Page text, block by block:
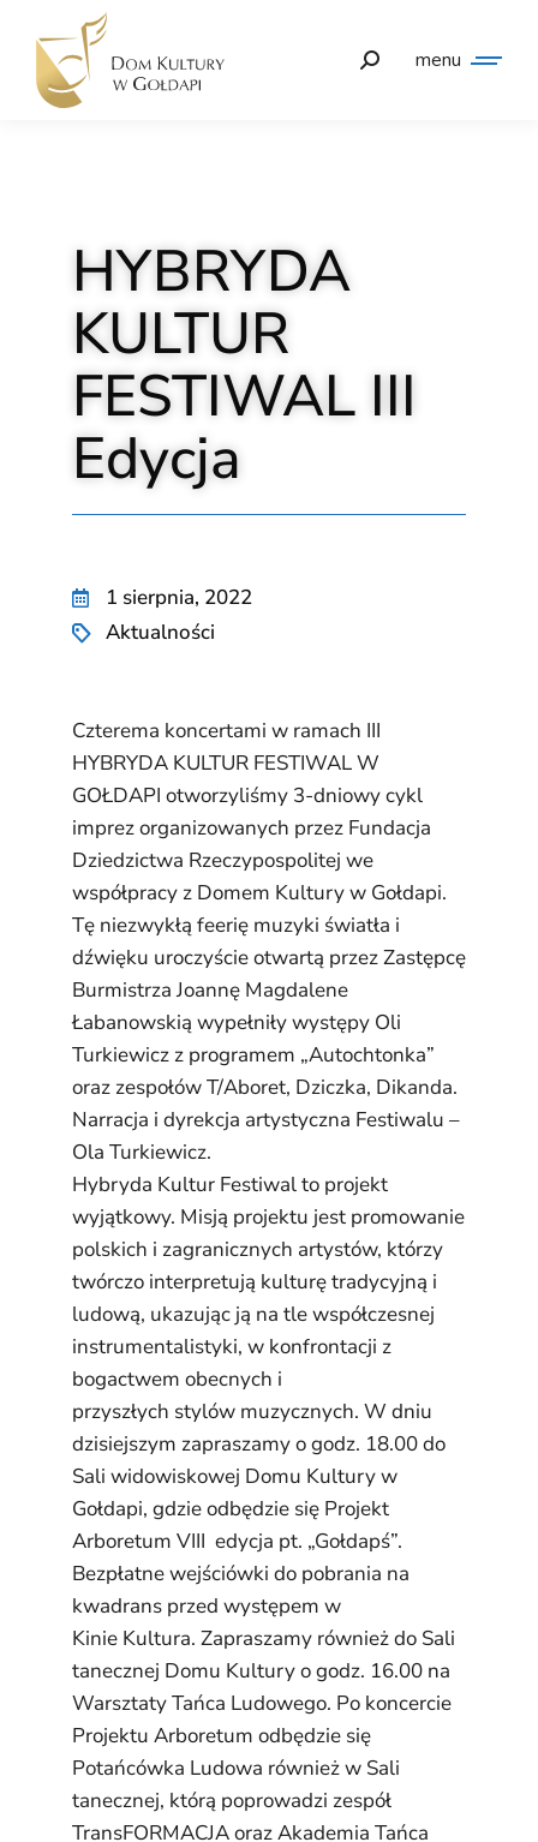
menu
HYBRYDA
KULTUR
FESTIWAL III
Edycja
1 sierpnia, 2022
Aktualności
Czterema koncertami w ramach III
HYBRYDA KULTUR FESTIWAL W
GOŁDAPI otworzyliśmy 3-dniowy cykl
imprez organizowanych przez Fundacja
Dziedzictwa Rzeczypospolitej we
współpracy z Domem Kultury w Gołdapi.
Tę niezwykłą feerię muzyki światła i
dźwięku uroczyście otwartą przez Zastępcę
Burmistrza Joannę Magdalene
Łabanowskią wypełniły występy Oli
Turkiewicz z programem „Autochtonka”
oraz zespołów T/Aboret, Dziczka, Dikanda.
Narracja i dyrekcja artystyczna Festiwalu –
Ola Turkiewicz.
Hybryda Kultur Festiwal to projekt
wyjątkowy. Misją projektu jest promowanie
polskich i zagranicznych artystów, którzy
twórczo interpretują kulturę tradycyjną i
ludową, ukazując ją na tle współczesnej
instrumentalistyki, w konfrontacji z
bogactwem obecnych i
przyszłych stylów muzycznych. W dniu
dzisiejszym zapraszamy o godz. 18.00 do
Sali widowiskowej Domu Kultury w
Gołdapi, gdzie odbędzie się Projekt
Arboretum VIII edycja pt. „Gołdapś”.
Bezpłatne wejściówki do pobrania na
kwadrans przed występem w
Kinie Kultura. Zapraszamy również do Sali
tanecznej Domu Kultury o godz. 16.00 na
Warsztaty Tańca Ludowego. Po koncercie
Projektu Arboretum odbędzie się
Potańcówka Ludowa również w Sali
tanecznej, którą poprowadzi zespół
TransFORMACJA oraz Akademia Tańca